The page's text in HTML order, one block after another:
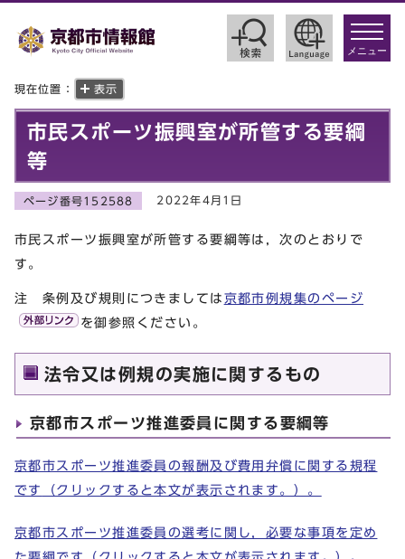
toggle
メニュー
現在位置： 表示
市民スポーツ振興室が所管する要綱
等
ページ番号152588 2022年4月1日
市民スポーツ振興室が所管する要綱等は，次のとおりで
す。
注 条例及び規則につきましては 京都市例規集のページ
を御参照ください。
法令又は例規の実施に関するもの
京都市スポーツ推進委員に関する要綱等
京都市スポーツ推進委員の報酬及び費用弁償に関する規程
です
（クリックすると本文が表示されます。）。
京都市スポーツ推進委員の選考に関し，必要な事項を定め